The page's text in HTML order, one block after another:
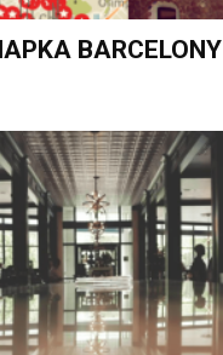
BARCELONY